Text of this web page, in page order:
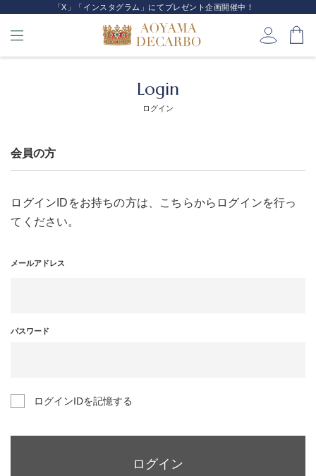
「X」「インスタグラム」にてプレゼント企画開催中！
Login
ログイン
会員の方
ログインIDをお持ちの方は、こちらからログインを行っ
てください。
メールアドレス
パスワード
ログインIDを記憶する
ログイン